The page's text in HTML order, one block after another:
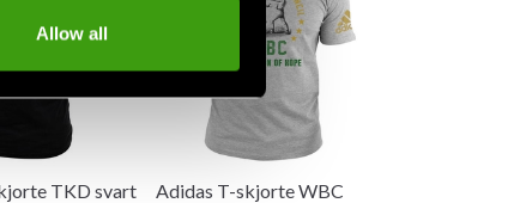
Allow all
TKD svart
Adidas T-skjorte WBC